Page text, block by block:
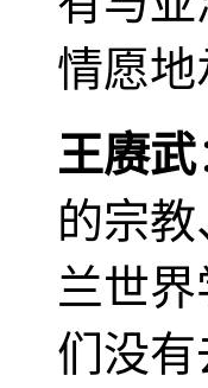
情愿地
王赓武
的宗
兰世
们没